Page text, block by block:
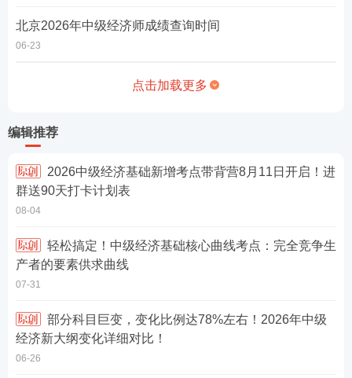
北京​2026年中级经济师成绩查询时间
06-23
点击加载更多
编辑推荐
群送90天打卡计划表
08-04
产者的要素供求曲线
07-31
经济新大纲变化详细对比！
06-26